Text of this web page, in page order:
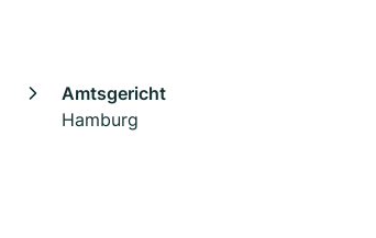
Amtsgericht
Hamburg